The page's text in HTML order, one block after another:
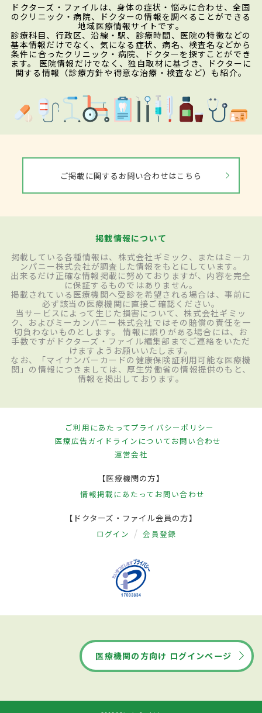
ドクターズ・ファイルは、身体の症状・悩みに合わせ、全国
のクリニック・病院、ドクターの情報を調べることができる
地域医療情報サイトです。
診療科目、行政区、沿線・駅、診療時間、医院の特徴などの
基本情報だけでなく、気になる症状、病名、検査名などから
条件に合ったクリニック・病院、ドクターを探すことができ
ます。 医院情報だけでなく、独自取材に基づき、ドクターに
関する情報（診療方針や得意な治療・検査など）も紹介。
ご掲載に関するお問い合わせはこちら
掲載情報について
掲載している各種情報は、株式会社ギミック、またはミーカ
ンパニー株式会社が調査した情報をもとにしています。
出来るだけ正確な情報掲載に努めておりますが、内容を完全
に保証するものではありません。
掲載されている医療機関へ受診を希望される場合は、事前に
必ず該当の医療機関に直接ご確認ください。
当サービスによって生じた損害について、株式会社ギミッ
ク、およびミーカンパニー株式会社ではその賠償の責任を一
切負わないものとします。 情報に誤りがある場合には、お
手数ですがドクターズ・ファイル編集部までご連絡をいただ
けますようお願いいたします。
なお、「マイナンバーカードの健康保険証利用可能な医療機
関」の情報につきましては、厚生労働省の情報提供のもと、
情報を掲出しております。
ご利用にあたってプライバシーポリシー
医療広告ガイドラインについてお問い合わせ
運営会社
【医療機関の方】
情報掲載にあたって お問い合わせ
【ドクターズ・ファイル会員の方】
ログイン 会員登録
医療機関の方向け ログインページ